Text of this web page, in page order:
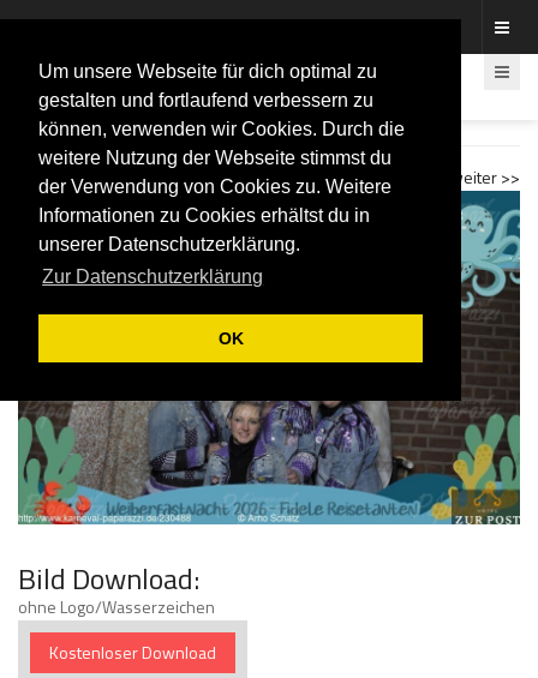
Um unsere Webseite für dich optimal zu
gestalten und fortlaufend verbessern zu
können, verwenden wir Cookies. Durch die
weitere Nutzung der Webseite stimmst du
der Verwendung von Cookies zu. Weitere
Informationen zu Cookies erhältst du in
unserer Datenschutzerklärung.
Zur Datenschutzerklärung
OK
Fotos rund um den Fastelovend
Fidele Reisetanten 2026 Fotobox
weiter >>
<< zurück
Bild Download:
ohne Logo/Wasserzeichen
Kostenloser Download